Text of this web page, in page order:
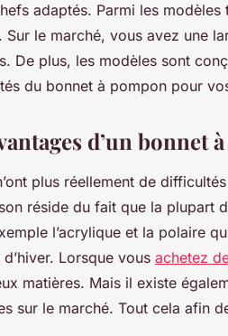
adaptés. Parmi les
le marché, vous avez une
De plus, les modèles sont
du bonnet à pompon pour
d’un bonnet
plus réellement de
réside du fait que la plupart
l’acrylique et la polaire
Lorsque vous achetez
matières. Mais il existe
sur le marché. Tout cela afin